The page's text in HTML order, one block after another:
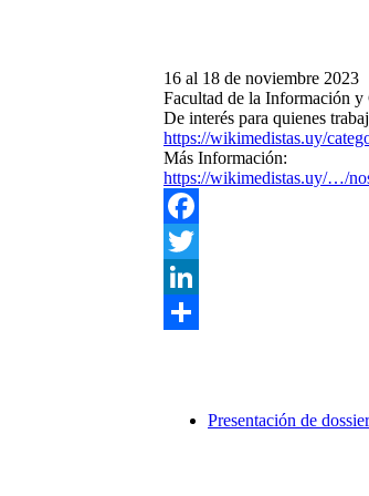
16 al 18 de noviembre 2023
Facultad de la Información y
De interés para quienes
https://wikimedistas.uy/
Más Información:
https://wikimedistas.uy/…/
Facebook
Twitter
LinkedIn
Presentación de